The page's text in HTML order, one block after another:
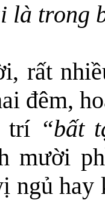
là trong
rất
đêm,
trí “bất
mười
ngủ hay